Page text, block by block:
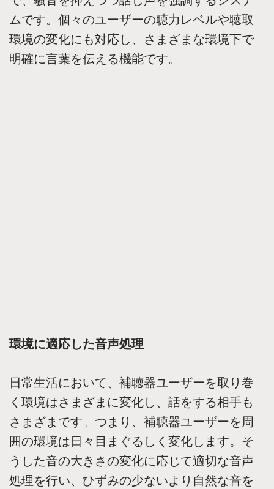
ムです。個々のユーザーの聴力レベルや聴取
環境の変化にも対応し、さまざまな環境下で
明確に言葉を伝える機能です。
環境に適応した音声処理
日常生活において、補聴器ユーザーを取り巻
く環境はさまざまに変化し、話をする相手も
さまざまです。つまり、補聴器ユーザーを周
囲の環境は日々目まぐるしく変化します。そ
うした音の大きさの変化に応じて適切な音声
処理を行い、ひずみの少ないより自然な音を